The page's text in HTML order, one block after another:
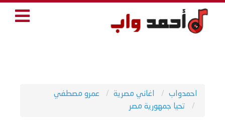
احمدواب اغاني مصرية
عمرو مصطفي
تحيا جمهورية مصر